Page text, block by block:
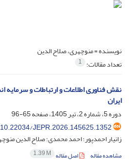
نویسنده =منوچهری، صلاح الدین
تعداد مقالات: 1
نقش فناوری اطلاعات و ارتباطات و
ایران
دوره 5، شماره 2، تیر 1405، صفحه
65-96
10.22034/JEPR.2026.145625.1352
زانیار احمدپور؛ احمد محمدی؛ صلاح الدین
مشاهده مقاله اصل مقاله 1.39 M